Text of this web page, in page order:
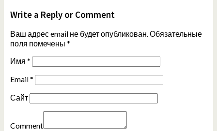
Write a Reply or Comment
Ваш адрес email не будет опубликован.Обязательные
поля помечены *
Имя *
Email*
Сайт
Comment